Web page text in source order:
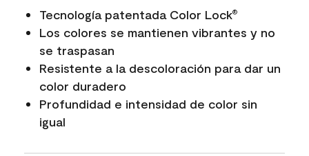
Tecnología patentada Color Lock®
Los colores se mantienen vibrantes y no
se traspasan
Resistente a la descoloración para dar un
color duradero
Profundidad e intensidad de color sin
igual